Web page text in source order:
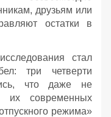
друзьям или
остатки в
стал
три четверти
что даже не
их современных
режима»